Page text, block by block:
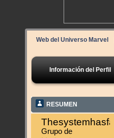
Web del Universo Marvel
Información del Perfil
RESUMEN
Grupo de